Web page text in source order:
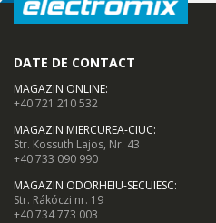
DATE DE CONTACT
MAGAZIN ONLINE:
+40 721 210 532
MAGAZIN MIERCUREA-CIUC:
Str. Kossuth Lajos, Nr. 43
+40 733 090 990
MAGAZIN ODORHEIU-SECUIESC:
Str. Rákóczi nr. 19
+40 734 773 003